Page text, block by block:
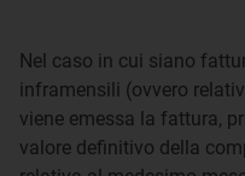
Nel caso in cui siano
inframensili (ovvero
viene emessa la fattura,
valore definitivo della